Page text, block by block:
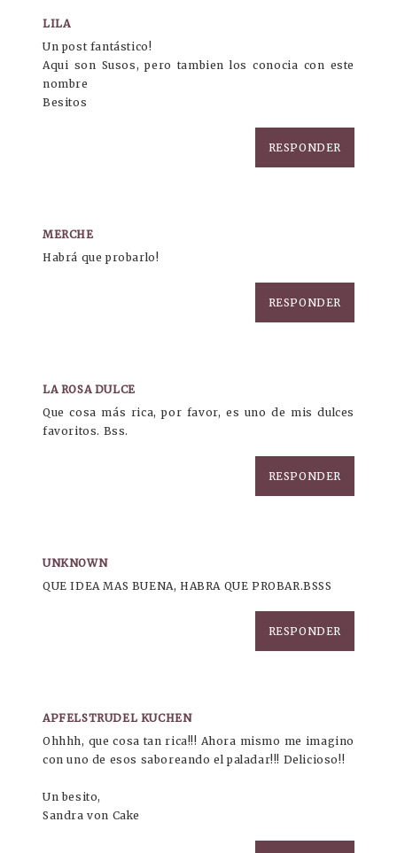
LILA
Un post fantástico!
Aqui son Susos, pero tambien los conocia con este
nombre
Besitos
RESPONDER
MERCHE
Habrá que probarlo!
RESPONDER
LA ROSA DULCE
Que cosa más rica, por favor, es uno de mis dulces
favoritos. Bss.
RESPONDER
UNKNOWN
QUE IDEA MAS BUENA, HABRA QUE PROBAR.BSSS
RESPONDER
APFELSTRUDEL KUCHEN
Ohhhh, que cosa tan rica!!! Ahora mismo me imagino
con uno de esos saboreando el paladar!!! Delicioso!!
Un besito,
Sandra von Cake